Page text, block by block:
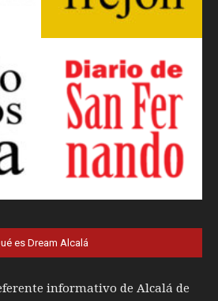
es Dream Alcalá
informativo de Alcalá de